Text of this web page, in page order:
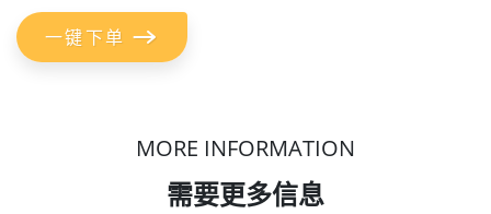
一键下单
MORE INFORMATION
需要更多信息